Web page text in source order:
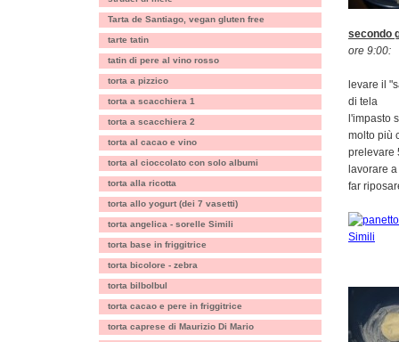
Tarta de Santiago, vegan gluten free
tarte tatin
tatin di pere al vino rosso
torta a pizzico
torta a scacchiera 1
torta a scacchiera 2
torta al cacao e vino
torta al cioccolato con solo albumi
torta alla ricotta
torta allo yogurt (dei 7 vasetti)
torta angelica - sorelle Simili
torta base in friggitrice
torta bicolore - zebra
torta bilbolbul
torta cacao e pere in friggitrice
torta caprese di Maurizio Di Mario
secondo
ore 9:00:
levare il
di tela
l'impasto
molto più
prelevare
lavorare
far